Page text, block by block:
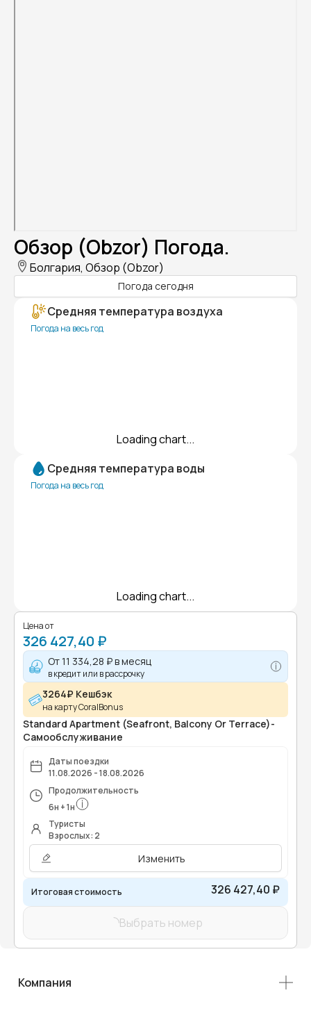
Обзор (Obzor) Погода.
Болгария, Обзор (Obzor)
Погода сегодня
Средняя температура воздуха
Погода на весь год
Loading chart...
Средняя температура воды
Погода на весь год
Loading chart...
Цена от
326 427,40 ₽
От11 334,28 ₽в месяц
в кредит или в рассрочку
3264₽ Кешбэк
на карту CoralBonus
Standard Apartment (Seafront, Balcony Or Terrace)-
Самообслуживание
Даты поездки
11.08.2026 - 18.08.2026
Продолжительность
6н +1н
Туристы
Взрослых: 2
Изменить
Итоговая стоимость 326 427,40 ₽
Выбрать номер
Компания